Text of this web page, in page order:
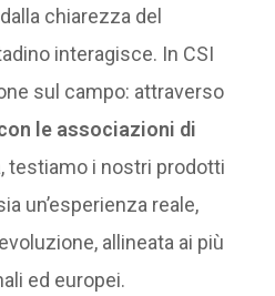
chiarezza del
interagisce. In CSI
sul campo: attraverso
le associazioni di
, testiamo i nostri prodotti
un’esperienza reale,
allineata ai più
ed europei.